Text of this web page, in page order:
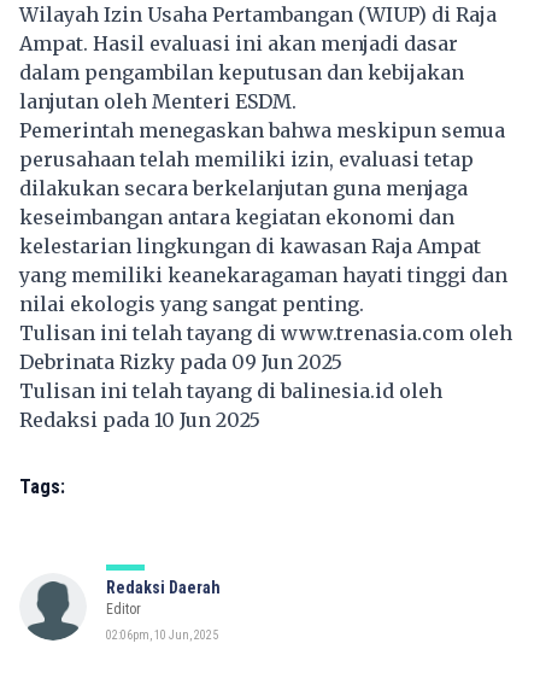
Wilayah Izin Usaha Pertambangan (WIUP) di Raja
Ampat. Hasil evaluasi ini akan menjadi dasar
dalam pengambilan keputusan dan kebijakan
lanjutan oleh Menteri ESDM.
Pemerintah menegaskan bahwa meskipun semua
perusahaan telah memiliki izin, evaluasi tetap
dilakukan secara berkelanjutan guna menjaga
keseimbangan antara kegiatan ekonomi dan
kelestarian lingkungan di kawasan Raja Ampat
yang memiliki keanekaragaman hayati tinggi dan
nilai ekologis yang sangat penting.
Tulisan ini telah tayang di www.trenasia.com oleh
Debrinata Rizky pada 09 Jun 2025
Tulisan ini telah tayang dibalinesia.id oleh
Redaksi pada 10 Jun 2025
Tags:
Redaksi Daerah
Editor
02:06pm, 10 Jun, 2025